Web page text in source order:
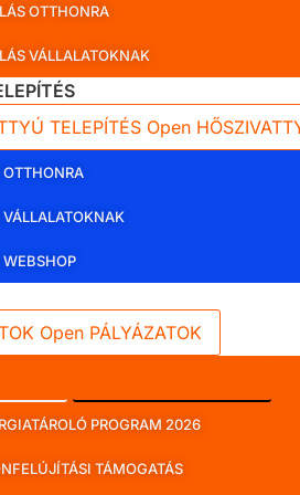
OTTHONRA
VÁLLALATOKNAK
TELEPÍTÉS Open
Open PÁLYÁZATOK
PROGRAM 2026
TÁMOGATÁS